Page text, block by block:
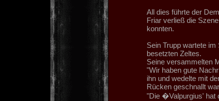
All dies führte der
Friar verließ die
konnten.
Sein Trupp wartete
besetzten Zeltes.
Seine versammelten
"Wir haben gute
ihn und wedelte mit
Rücken geschnallt
"Die �Valpurgius' hat